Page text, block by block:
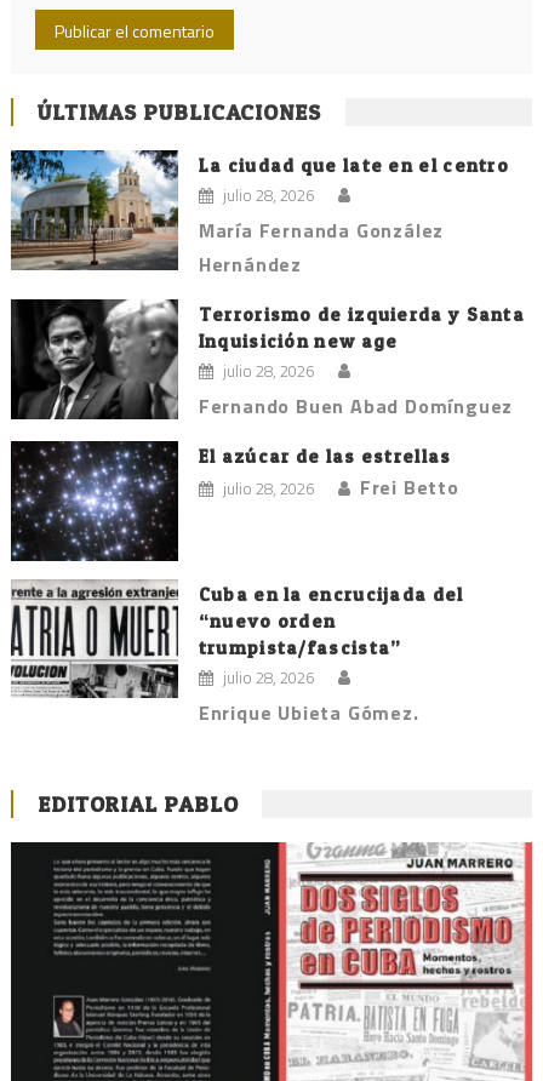
ÚLTIMAS PUBLICACIONES
La ciudad que late en el centro
julio 28, 2026
María Fernanda González
Hernández
Terrorismo de izquierda y Santa
Inquisición new age
julio 28, 2026
Fernando Buen Abad Domínguez
El azúcar de las estrellas
julio 28, 2026 Frei Betto
Cuba en la encrucijada del
“nuevo orden
trumpista/fascista”
julio 28, 2026
Enrique Ubieta Gómez.
EDITORIAL PABLO